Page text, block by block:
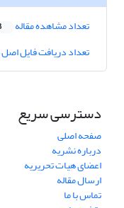
تعداد مشاهده مقاله
تعداد دریافت فایل اصل
دسترسی سریع
صفحه اصلی
درباره نشریه
اعضای هیات تحریریه
ارسال مقاله
تماس با ما